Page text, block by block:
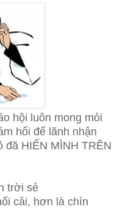
hội luôn mong mỏi
hối để lãnh nhận
đã HIẾN MÌNH TRÊN
trời sẻ
cải, hơn là chín